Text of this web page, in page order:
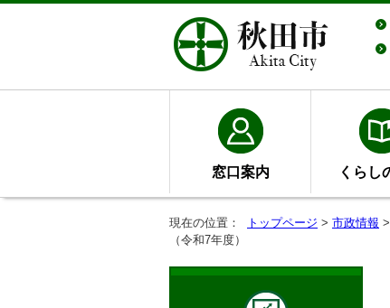
窓口案内 くらし
現在の位置： トップページ > 市政情報 >
（令和7年度）